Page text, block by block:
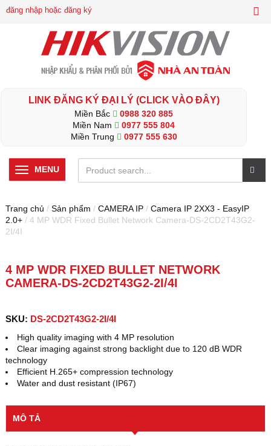
đăng nhập hoặc đăng ký
LINK ĐĂNG KÝ ĐẠI LÝ (CLICK VÀO ĐÂY)
Miền Bắc
0988 320 885
Miền Nam
0977 555 804
Miền Trung
0977 555 630
MENU
Trang chủ / Sản phẩm / CAMERA IP / Camera IP 2XX3 - EasyIP
2.0+ / 4 MP WDR Fixed Bullet Network Camera-DS-2CD2T43G2-
2I/4I
4 MP WDR FIXED BULLET NETWORK
CAMERA-DS-2CD2T43G2-2I/4I
SKU: DS-2CD2T43G2-2I/4I
High quality imaging with 4 MP resolution
Clear imaging against strong backlight due to 120 dB WDR
technology
Efficient H.265+ compression technology
Water and dust resistant (IP67)
MÔ TẢ